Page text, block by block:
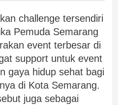
challenge tersendiri
Pemuda Semarang
event terbesar di
support untuk event
gaya hidup sehat bagi
di Kota Semarang.
juga sebagai